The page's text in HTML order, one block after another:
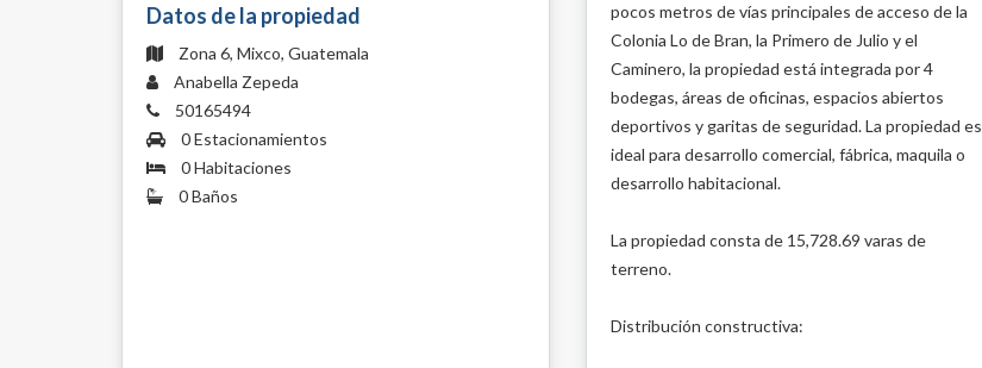
Datos de la propiedad
Zona 6, Mixco, Guatemala
Anabella Zepeda
50165494
0 Estacionamientos
0 Habitaciones
0 Baños
pocos metros de vías principales de acceso de la
Colonia Lo de Bran, la Primero de Julio y el
Caminero, la propiedad está integrada por 4
bodegas, áreas de oficinas, espacios abiertos
deportivos y garitas de seguridad. La propiedad es
ideal para desarrollo comercial, fábrica, maquila o
desarrollo habitacional.
La propiedad consta de 15,728.69 varas de
terreno.
Distribución constructiva: